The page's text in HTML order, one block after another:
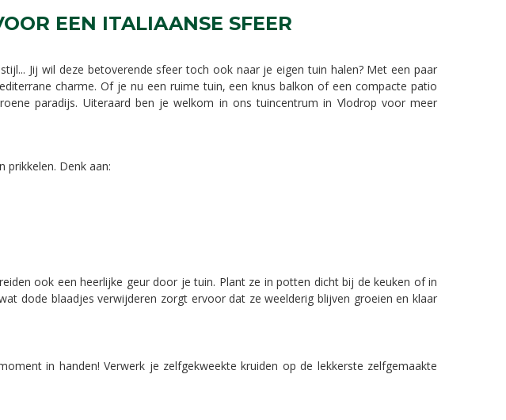
EEN ITALIAANSE SFEER
Jij wil deze betoverende sfeer toch ook naar je eigen tuin halen? Met een paar
charme. Of je nu een ruime tuin, een knus balkon of een compacte patio
paradijs. Uiteraard ben je welkom in ons tuincentrum in Vlodrop voor meer
prikkelen. Denk aan:
ook een heerlijke geur door je tuin. Plant ze in potten dicht bij de keuken of in
dode blaadjes verwijderen zorgt ervoor dat ze weelderig blijven groeien en klaar
in handen! Verwerk je zelfgekweekte kruiden op de lekkerste zelfgemaakte